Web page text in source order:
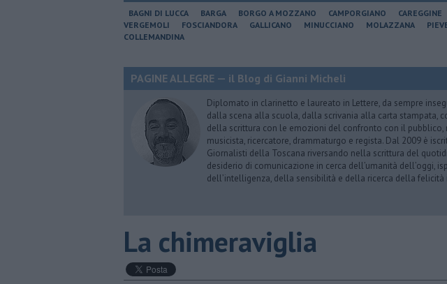
BAGNI DI LUCCA BARGA BORGO A MOZZANO CAMPORGIANO CAREGGINE
VERGEMOLI
FOSCIANDORA GALLICANO MINUCCIANO MOLAZZANA
COLLEMANDINA
PAGINE ALLEGRE — il Blog di Gianni Micheli
Diplomato in clarinetto e laureato in Lettere, da sempre
dalla scena alla scuola, dalla scrivania alla carta stampata,
della scrittura con le emozioni del confronto con il pubblico,
musicista, ricercatore, drammaturgo e regista. Dal 2009 è
Giornalisti della Toscana riversando nella scrittura del
desiderio di comunicazione in cerca dell’umanità dell’oggi,
dell’intelligenza, della sensibilità e della ricerca della felicità
La chimeraviglia